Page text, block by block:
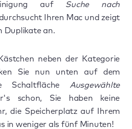
auf Suche nach
Ihren Mac und zeigt
Duplikate an.
neben der Kategorie
Sie nun unten auf dem
Schaltfläche Ausgewählte
schon, Sie haben keine
die Speicherplatz auf Ihrem
in weniger als fünf Minuten!